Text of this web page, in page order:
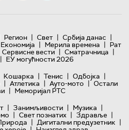
Регион | Свет | Србија данас |
Економија | Мерила времена | Рат
Сервисне вести | Сматрачница |
| ЕУ могућности 2026
Кошарка | Тенис | Одбојка |
| Атлетика | Ауто-мото | Остали
| Меморијал РТС
| Занимљивости | Музика |
| Свет познатих | Здравље |
| Дигитални предузетник |